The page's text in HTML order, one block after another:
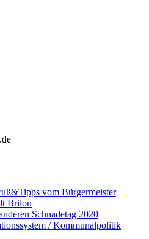
vom Bürgermeister
Brilon
Schnadetag 2020
/ Kommunalpolitik